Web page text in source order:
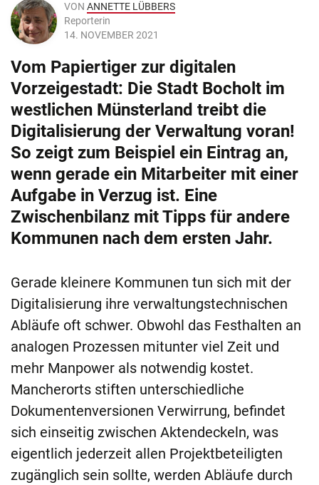
VON ANNETTE LÜBBERS
Reporterin
14. NOVEMBER 2021
Vom Papiertiger zur digitalen
Vorzeigestadt: Die Stadt Bocholt im
westlichen Münsterland treibt die
Digitalisierung der Verwaltung voran!
So zeigt zum Beispiel ein Eintrag an,
wenn gerade ein Mitarbeiter mit einer
Aufgabe in Verzug ist. Eine
Zwischenbilanz mit Tipps für andere
Kommunen nach dem ersten Jahr.
Gerade kleinere Kommunen tun sich mit der
Digitalisierung ihre verwaltungstechnischen
Abläufe oft schwer. Obwohl das Festhalten an
analogen Prozessen mitunter viel Zeit und
mehr Manpower als notwendig kostet.
Mancherorts stiften unterschiedliche
Dokumentenversionen Verwirrung, befindet
sich einseitig zwischen Aktendeckeln, was
eigentlich jederzeit allen Projektbeteiligten
zugänglich sein sollte, werden Abläufe durch